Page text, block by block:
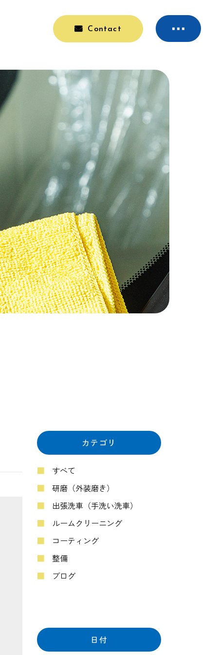
Contact
カテゴリ
すべて
研磨（外装磨き）
出張洗車（手洗い洗車）
ルームクリーニング
コーティング
整備
ブログ
日付